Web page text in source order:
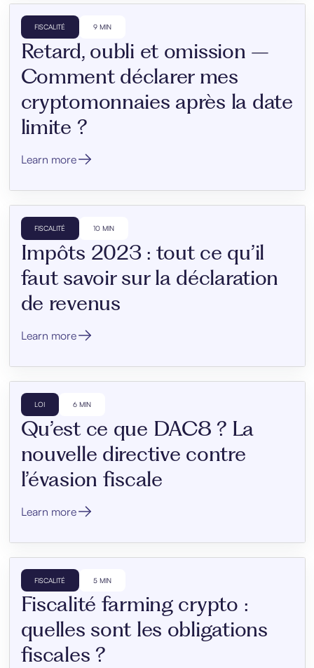
FISCALITÉ 9 MIN
Retard, oubli et omission –
Comment déclarer mes
cryptomonnaies après la date
limite ?
Learn more
FISCALITÉ 10 MIN
Impôts 2023 : tout ce qu’il
faut savoir sur la déclaration
de revenus
Learn more
LOI 6 MIN
Qu’est ce que DAC8 ? La
nouvelle directive contre
l’évasion fiscale
Learn more
FISCALITÉ 5 MIN
Fiscalité farming crypto :
quelles sont les obligations
fiscales ?